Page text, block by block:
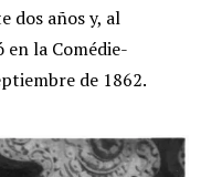
dos años y, al
la Comédie-
de 1862.